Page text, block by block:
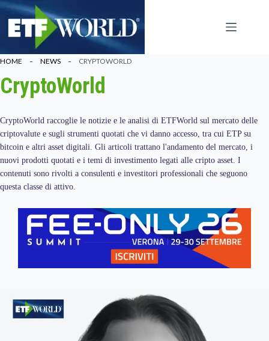
Salta
contenuto
HOME NEWS CRYPTOWORLD
CryptoWorld
CryptoWorld raccoglie le notizie e le analisi di ETFWorld sul mercato delle
criptovalute e sugli strumenti quotati che vi danno accesso, tra cui ETP su
bitcoin e altri asset digitali. Gli articoli trattano l'andamento del mercato, i
nuovi prodotti quotati e i temi di investimento legati alle cripto asset. I
contenuti sono rivolti a consulenti e investitori professionali che seguono
questa classe di attivo.